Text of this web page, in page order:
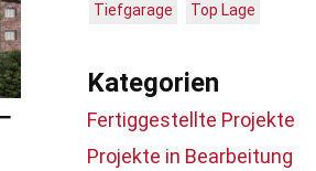
Tiefgarage
Top Lage
Kategorien
Fertiggestellte Projekte
Projekte in Bearbeitung